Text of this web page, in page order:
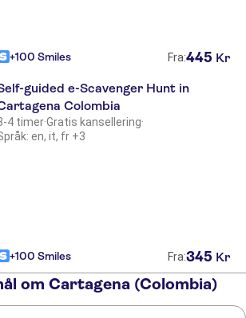
+100 Smiles Fra:445 Kr
guided e-Scavenger Hunt in
Colombia
4 timer·Gratis kansellering·
en, it, fr +3
+100 Smiles Fra:345 Kr
om Cartagena (Colombia)